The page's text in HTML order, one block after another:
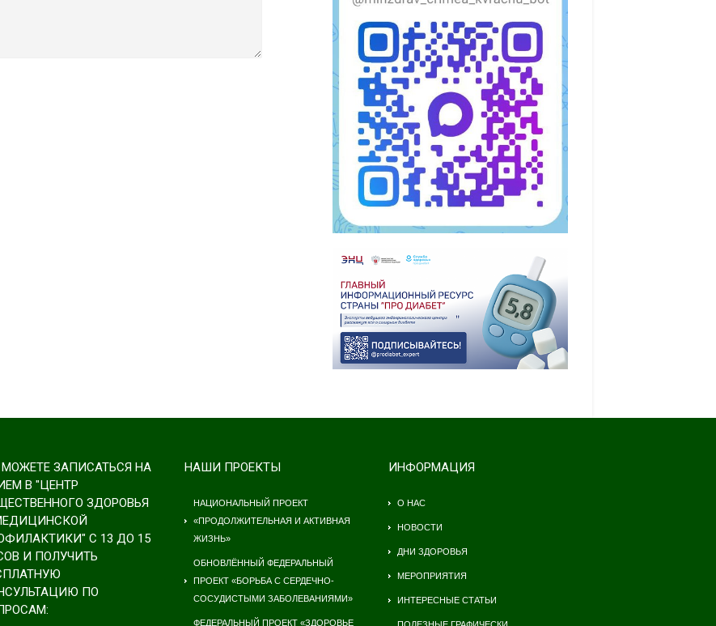
ЗАПИСАТЬСЯ НА
В "ЦЕНТР
ЗДОРОВЬЯ
С 13 ДО 15
И ПОЛУЧИТЬ
ПО
НАШИ ПРОЕКТЫ
НАЦИОНАЛЬНЫЙ ПРОЕКТ
«ПРОДОЛЖИТЕЛЬНАЯ И АКТИВНАЯ
ЖИЗНЬ»
ОБНОВЛЁННЫЙ ФЕДЕРАЛЬНЫЙ
ПРОЕКТ «БОРЬБА С СЕРДЕЧНО-
СОСУДИСТЫМИ ЗАБОЛЕВАНИЯМИ»
ФЕДЕРАЛЬНЫЙ ПРОЕКТ «ЗДОРОВЬЕ
ИНФОРМАЦИЯ
О НАС
НОВОСТИ
ДНИ ЗДОРОВЬЯ
МЕРОПРИЯТИЯ
ИНТЕРЕСНЫЕ СТАТЬИ